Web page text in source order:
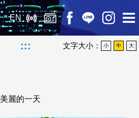
EN
::: 文字大小： 小 中 大
美麗的一天